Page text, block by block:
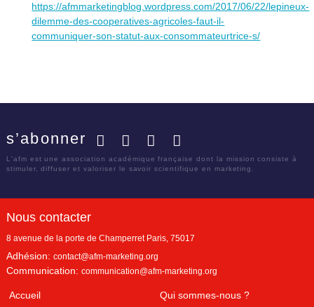
https://afmmarketingblog.wordpress.com/2017/06/22/lepineux-
dilemme-des-cooperatives-agricoles-faut-il-
communiquer-son-statut-aux-consommateurtrice-s/
s’abonner
L'afm est une association académique française dont la mission consiste à
stimuler, diffuser et valoriser le savoir scientifique en marketing.
Nous contacter
8 avenue de la porte de Champerret Paris, 75017
Adhésion: contact@afm-marketing.org
Communication: communication@afm-marketing.org
Accueil
Qui sommes-nous ?